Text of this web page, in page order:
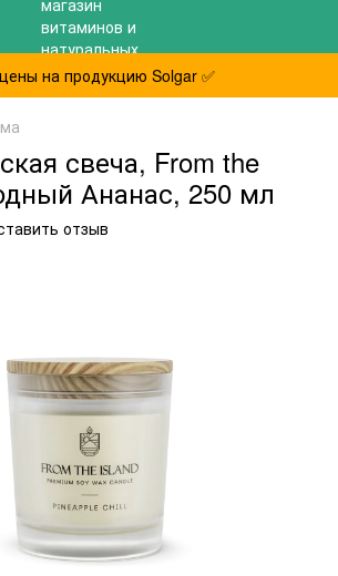
на продукцию Solgar ✅
свеча, From the
Ананас, 250 мл
отзыв